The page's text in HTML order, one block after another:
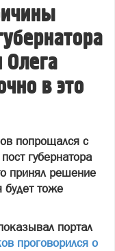
Олега
в это
попрощался с
губернатора
принял решение
будет тоже
портал
проговорился о